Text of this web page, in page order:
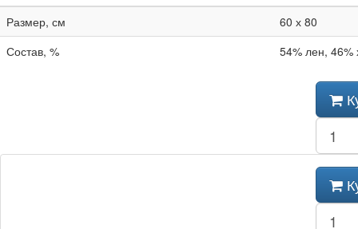
Размер, см
60 х 80
Состав, %
54% лен, 46%